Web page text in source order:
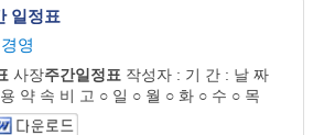
일정표
경영
사장주간일정표 작성자 : 기 간 : 날 짜
약 속 비 고 ○ 일 ○ 월 ○ 화 ○ 수 ○ 목